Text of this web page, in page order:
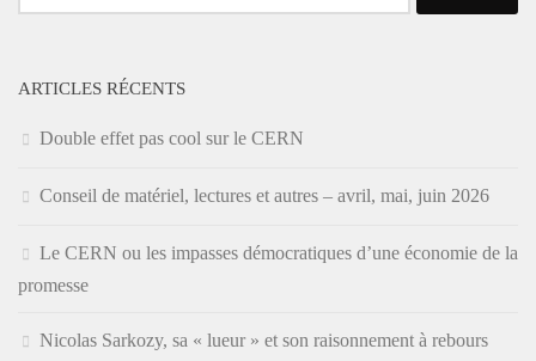
ARTICLES RÉCENTS
Double effet pas cool sur le CERN
Conseil de matériel, lectures et autres – avril, mai, juin 2026
Le CERN ou les impasses démocratiques d’une économie de la
promesse
Nicolas Sarkozy, sa « lueur » et son raisonnement à rebours